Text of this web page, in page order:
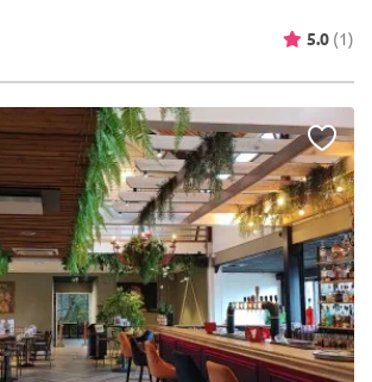
5.0 (1)